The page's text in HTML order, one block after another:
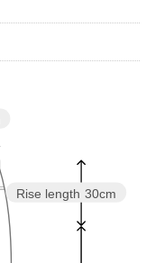
Rise length 30cm